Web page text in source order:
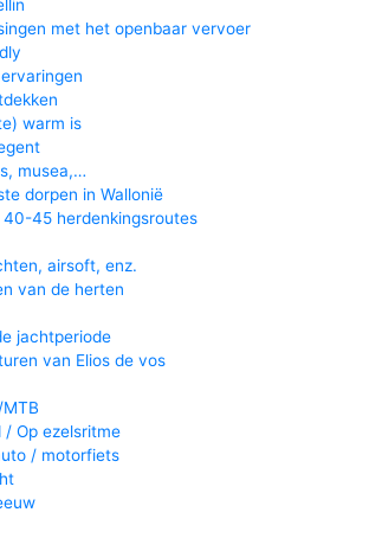
met het openbaar vervoer
warm is
musea,…
dorpen in Wallonië
40-45 herdenkingsroutes
airsoft, enz.
van de herten
jachtperiode
van Elios de vos
/ Op ezelsritme
/ motorfiets